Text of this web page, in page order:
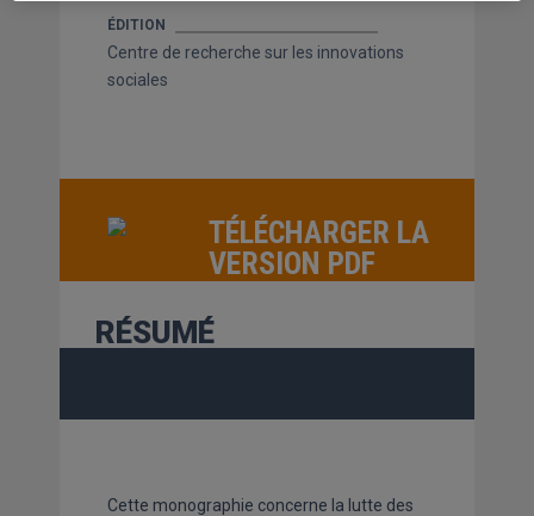
ÉDITION
Centre de recherche sur les innovations
sociales
TÉLÉCHARGER LA
VERSION PDF
RÉSUMÉ
Cette monographie concerne la lutte des